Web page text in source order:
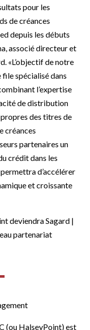
pour les
de créances
depuis les débuts
associé directeur et
«L’objectif de notre
spécialisé dans
l’expertise
de distribution
des titres de
créances
partenaires un
crédit dans les
d’accélérer
et croissante
deviendra Sagard |
partenariat
(ou HalseyPoint) est